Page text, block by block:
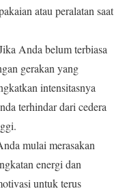
atau peralatan saat
Anda belum terbiasa
gerakan yang
intensitasnya
terhindar dari cedera
mulai merasakan
energi dan
untuk terus